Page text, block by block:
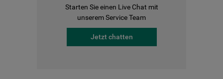
Starten Sie einen Live Chat mit
unserem Service Team
Jetzt chatten